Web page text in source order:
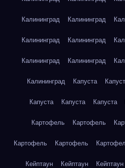
Калининград Калининград
Калининград Калининград
Калининград Калининград
Калининград Капуста
Капуста Капуста Капуста
Картофель Картофель
Картофель Картофель
Кейптаун Кейптаун Кейптаун